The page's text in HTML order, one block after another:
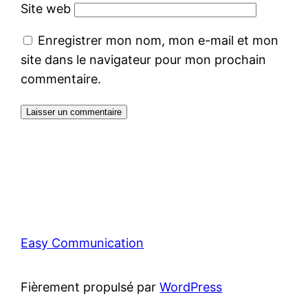
Site web
Enregistrer mon nom, mon e-mail et mon
site dans le navigateur pour mon prochain
commentaire.
Easy Communication
Fièrement propulsé parWordPress